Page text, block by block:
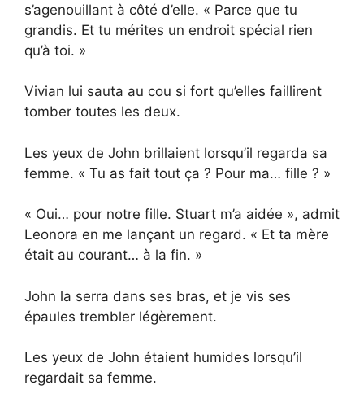
s’agenouillant à côté d’elle. « Parce que tu
grandis. Et tu mérites un endroit spécial rien
qu’à toi. »
Vivian lui sauta au cou si fort qu’elles faillirent
tomber toutes les deux.
Les yeux de John brillaient lorsqu’il regarda sa
femme. « Tu as fait tout ça ? Pour ma… fille ? »
« Oui… pour notre fille. Stuart m’a aidée », admit
Leonora en me lançant un regard. « Et ta mère
était au courant… à la fin. »
John la serra dans ses bras, et je vis ses
épaules trembler légèrement.
Les yeux de John étaient humides lorsqu’il
regardait sa femme.